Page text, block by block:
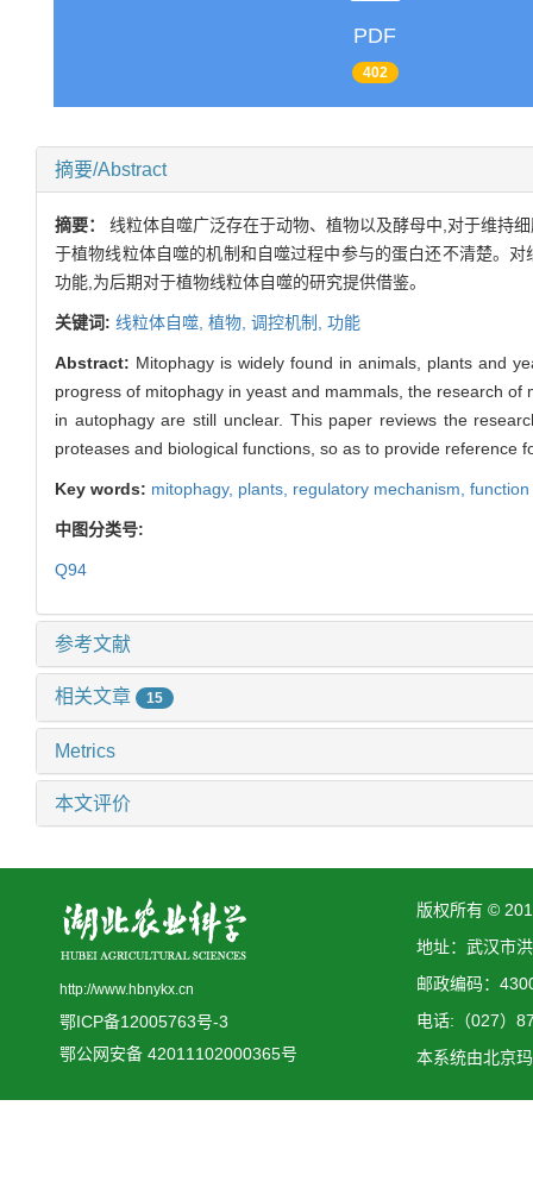
PDF
402
摘要/Abstract
摘要： 线粒体自噬广泛存在于动物、植物以及酵母中,对于维持
于植物线粒体自噬的机制和自噬过程中参与的蛋白还不清楚。
功能,为后期对于植物线粒体自噬的研究提供借鉴。
关键词: 线粒体自噬, 植物, 调控机制, 功能
Abstract: Mitophagy is widely found in animals, plants and
progress of mitophagy in yeast and mammals, the research
in autophagy are still unclear. This paper reviews the
proteases and biological functions, so as to provide reference
Key words: mitophagy, plants, regulatory mechanism, function
中图分类号:
Q94
参考文献
相关文章 15
Metrics
本文评价
http://www.hbnykx.cn
鄂ICP备12005763号-3
鄂公网安备 42011102000365号
版权所有 ©
地址：武汉市
邮政编码：
电话:（027）
本系统由北京